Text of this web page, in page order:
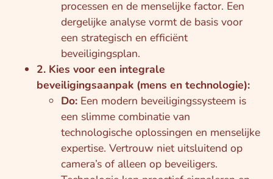
processen en de menselijke factor. Een
dergelijke analyse vormt de basis voor
een strategisch en efficiënt
beveiligingsplan.
2. Kies voor een integrale
beveiligingsaanpak (mens en technologie):
Do: Een modern beveiligingssysteem is
een slimme combinatie van
technologische oplossingen en menselijke
expertise. Vertrouw niet uitsluitend op
camera’s of alleen op beveiligers.